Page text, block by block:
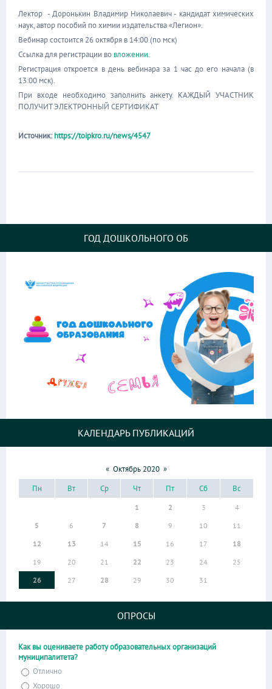
Лектор - Доронькин Владимир Николаевич - кандидат химических
наук, автор пособий по химии издательства «Легион».
Вебинар состоится 26 октября в 14:00 (по мск)
Ссылка для регистрации во вложении.
Регистрация откроется в день вебинара за 1 час до его начала (в
13:00 мск).
При входе необходимо заполнить анкету. КАЖДЫЙ УЧАСТНИК
ПОЛУЧИТ ЭЛЕКТРОННЫЙ СЕРТИФИКАТ
Источник: https://toipkro.ru/news/4547
ГОД ДОШКОЛЬНОГО ОБ
КАЛЕНДАРЬ ПУБЛИКАЦИЙ
« Октябрь 2020 »
Пн
Вт Ср Чт Пт Сб Вс
1 2 3
4
5
6 7 8 9 10
11
12
13 14 15 16 17
18
19
20 21 22 23 24
25
26
27 28 29 30 31
ОПРОСЫ
Как вы оцениваете работу образовательных организаций
муниципалитета?
Отлично
Хорошо